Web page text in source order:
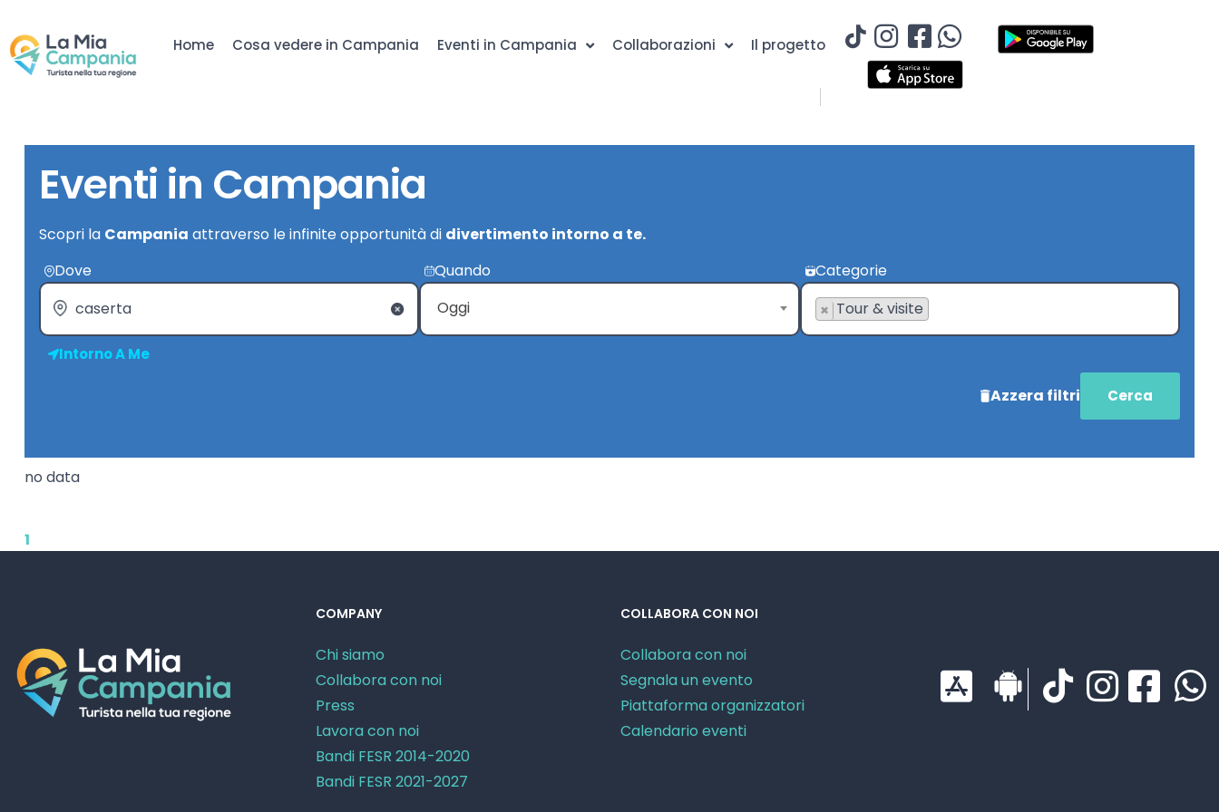
Home Cosa vedere in Campania Eventi in Campania Collaborazioni Il progetto
Eventi in Campania
Scopri la Campania attraverso le infinite opportunità di divertimento intorno a te.
Dove
Intorno A Me
Quando
Oggi
Categorie
× Tour & visite
Azzera filtri
no data
1
COMPANY
Chi siamo
Collabora con noi
Press
Lavora con noi
Bandi FESR 2014-2020
Bandi FESR 2021-2027
COLLABORA CON NOI
Collabora con noi
Segnala un evento
Piattaforma organizzatori
Calendario eventi